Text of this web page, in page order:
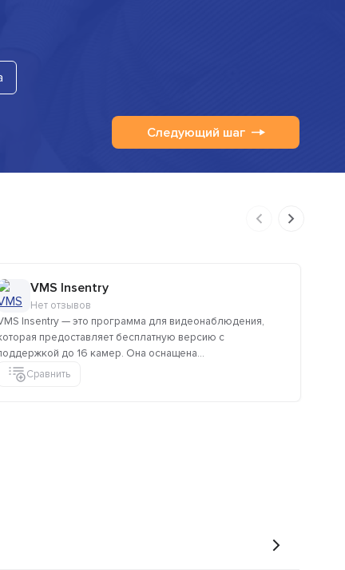
Следующий шаг
VMS Insentry
Нет отзывов
Insentry — это программа для видеонаблюдения,
предоставляет бесплатную версию с
до 16 камер. Она оснащена...
Сравнить